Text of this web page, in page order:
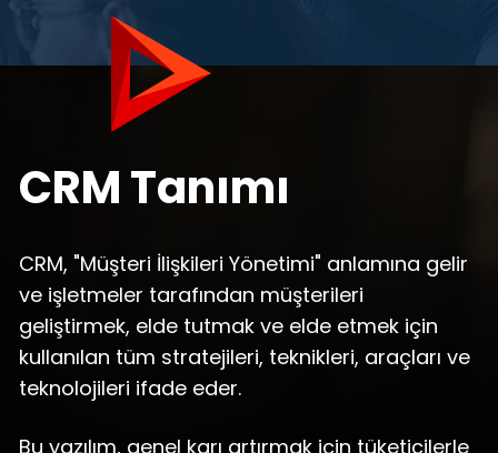
CRM Tanımı
CRM, "Müşteri İlişkileri Yönetimi" anlamına gelir
ve işletmeler tarafından müşterileri
geliştirmek, elde tutmak ve elde etmek için
kullanılan tüm stratejileri, teknikleri, araçları ve
teknolojileri ifade eder.
Bu yazılım, genel karı artırmak için tüketicilerle